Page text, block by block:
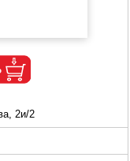
2и/2